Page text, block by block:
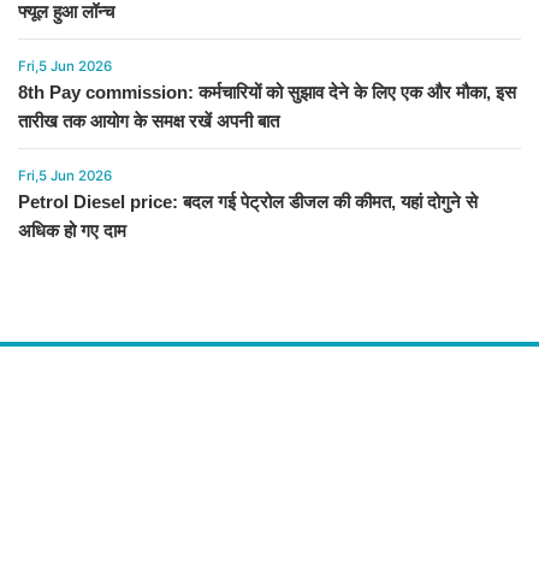
फ्यूल हुआ लॉन्च
Fri,5 Jun 2026
8th Pay commission: कर्मचारियों को सुझाव देने के लिए एक और मौका, इस
तारीख तक आयोग के समक्ष रखें अपनी बात
Fri,5 Jun 2026
Petrol Diesel price: बदल गई पेट्रोल डीजल की कीमत, यहां दोगुने से
अधिक हो गए दाम